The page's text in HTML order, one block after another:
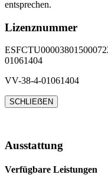
entsprechen.
Lizenznummer
01061404
VV-38-4-01061404
SCHLIEẞEN
Ausstattung
Verfügbare Leistungen